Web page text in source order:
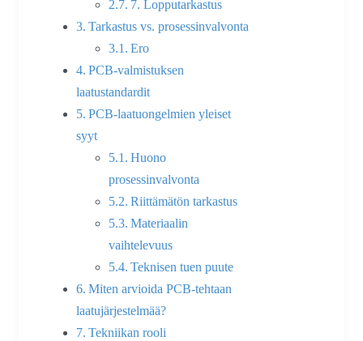
7. Lopputarkastus
Tarkastus vs. prosessinvalvonta
Ero
PCB-valmistuksen
laatustandardit
PCB-laatuongelmien yleiset
syyt
Huono
prosessinvalvonta
Riittämätön tarkastus
Materiaalin
vaihtelevuus
Teknisen tuen puute
Miten arvioida PCB-tehtaan
laatujärjestelmää?
Tekniikan rooli